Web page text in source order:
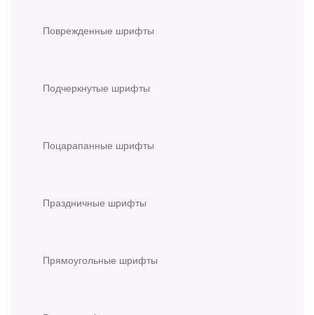
Поврежденные шрифты
Подчеркнутые шрифты
Поцарапанные шрифты
Праздничные шрифты
Прямоугольные шрифты